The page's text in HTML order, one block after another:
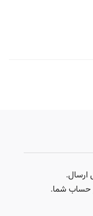
.
حساب شما.